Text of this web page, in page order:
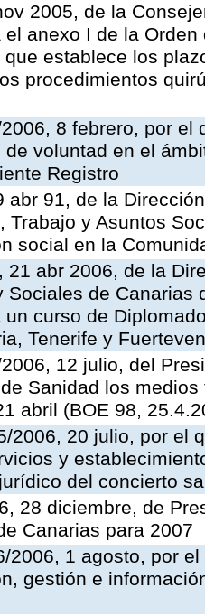
2005, de la
anexo I de la
que establece los
procedimientos
8 febrero, por
de voluntad en el
Registro
abr 91, de la
Trabajo y Asuntos
social en la
21 abr 2006, de la
Sociales de Canarias
curso de
Tenerife y
12 julio, del
Sanidad los
abril (BOE 98,
2006, 20 julio, por el
y
del concierto
28 diciembre, de
Canarias para 2007
2006, 1 agosto, por
gestión e